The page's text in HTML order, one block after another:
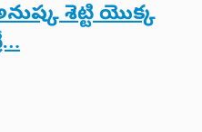
శెట్టి యొక్క